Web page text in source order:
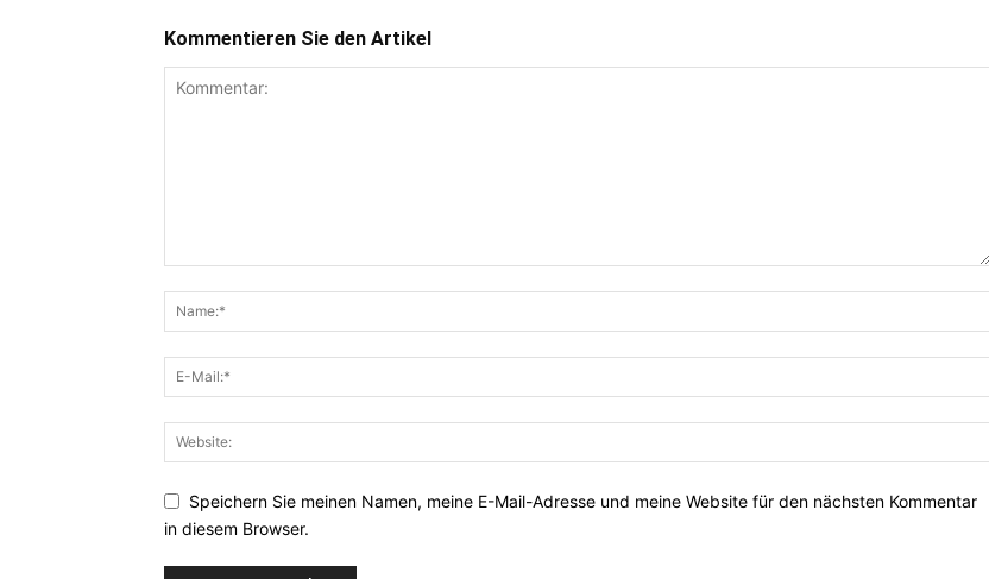
Kommentieren Sie den Artikel
Speichern Sie meinen Namen, meine E-Mail-Adresse und meine Website für den nächsten Kommentar
in diesem Browser.